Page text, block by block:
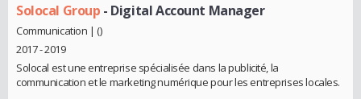
Solocal Group - Digital Account Manager
Communication | ()
2017 - 2019
Solocal est une entreprise spécialisée dans la publicité, la
communication et le marketing numérique pour les entreprises locales.